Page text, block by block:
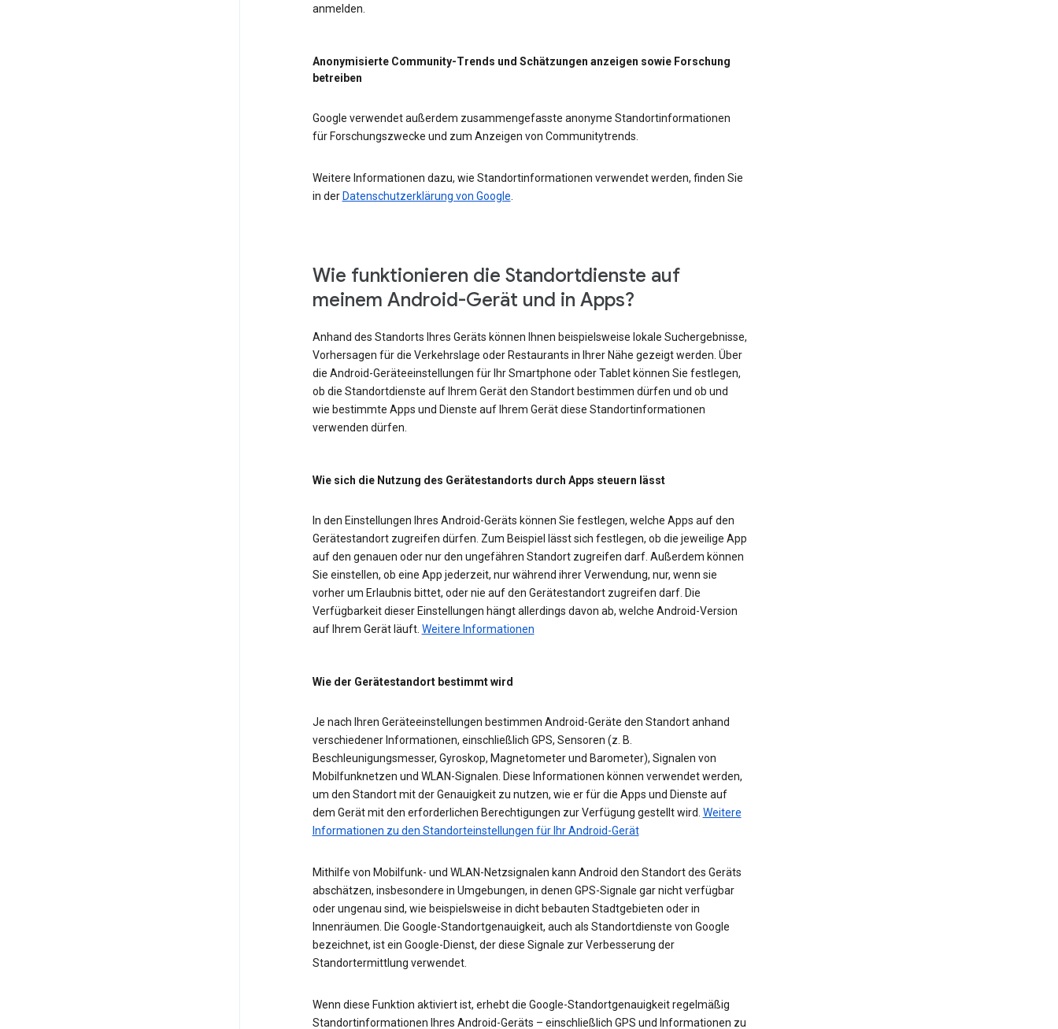
anmelden.
Anonymisierte Community-Trends und Schätzungen anzeigen sowie Forschung
betreiben
Google verwendet außerdem zusammengefasste anonyme Standortinformationen
für Forschungszwecke und zum Anzeigen von Communitytrends.
Weitere Informationen dazu, wie Standortinformationen verwendet werden, finden Sie
in der Datenschutzerklärung von Google
Wie funktionieren die Standortdienste auf
meinem Android-Gerät und in Apps?
Anhand des Standorts Ihres Geräts können Ihnen beispielsweise lokale Suchergebnisse,
Vorhersagen für die Verkehrslage oder Restaurants in Ihrer Nähe gezeigt werden. Über
die Android-Geräteeinstellungen für Ihr Smartphone oder Tablet können Sie festlegen,
ob die Standortdienste auf Ihrem Gerät den Standort bestimmen dürfen und ob und
wie bestimmte Apps und Dienste auf Ihrem Gerät diese Standortinformationen
verwenden dürfen.
Wie sich die Nutzung des Gerätestandorts durch Apps steuern lässt
In den Einstellungen Ihres Android-Geräts können Sie festlegen, welche Apps auf den
Gerätestandort zugreifen dürfen. Zum Beispiel lässt sich festlegen, ob die jeweilige App
auf den genauen oder nur den ungefähren Standort zugreifen darf. Außerdem können
Sie einstellen, ob eine App jederzeit, nur während ihrer Verwendung, nur, wenn sie
vorher um Erlaubnis bittet, oder nie auf den Gerätestandort zugreifen darf. Die
Verfügbarkeit dieser Einstellungen hängt allerdings davon ab, welche Android-Version
auf Ihrem Gerät läuft. Weitere Informationen
Wie der Gerätestandort bestimmt wird
Je nach Ihren Geräteeinstellungen bestimmen Android-Geräte den Standort anhand
verschiedener Informationen, einschließlich GPS, Sensoren (z. B.
Beschleunigungsmesser, Gyroskop, Magnetometer und Barometer), Signalen von
Mobilfunknetzen und WLAN-Signalen. Diese Informationen können verwendet werden,
um den Standort mit der Genauigkeit zu nutzen, wie er für die Apps und Dienste auf
dem Gerät mit den erforderlichen Berechtigungen zur Verfügung gestellt wird. Weitere
Informationen zu den Standorteinstellungen für Ihr Android-Gerät
Mithilfe von Mobilfunk- und WLAN-Netzsignalen kann Android den Standort des Geräts
abschätzen, insbesondere in Umgebungen, in denen GPS-Signale gar nicht verfügbar
oder ungenau sind, wie beispielsweise in dicht bebauten Stadtgebieten oder in
Innenräumen. Die Google-Standortgenauigkeit, auch als Standortdienste von Google
bezeichnet, ist ein Google-Dienst, der diese Signale zur Verbesserung der
Standortermittlung verwendet.
Wenn diese Funktion aktiviert ist, erhebt die Google-Standortgenauigkeit regelmäßig
Standortinformationen Ihres Android-Geräts – einschließlich GPS und Informationen zu